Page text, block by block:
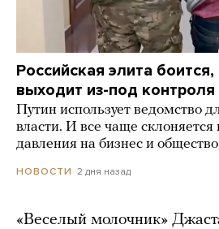
Российская элита
выходит из-под контроля
Путин использует ведомство
власти. И все чаще склоняется
давления на бизнес и
НОВОСТИ 2 дня назад
«Веселый молочник»